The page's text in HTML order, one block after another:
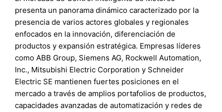
presenta un panorama dinámico caracterizado por la
presencia de varios actores globales y regionales
enfocados en la innovación, diferenciación de
productos y expansión estratégica. Empresas líderes
como ABB Group, Siemens AG, Rockwell Automation,
Inc., Mitsubishi Electric Corporation y Schneider
Electric SE mantienen fuertes posiciones en el
mercado a través de amplios portafolios de productos,
capacidades avanzadas de automatización y redes de